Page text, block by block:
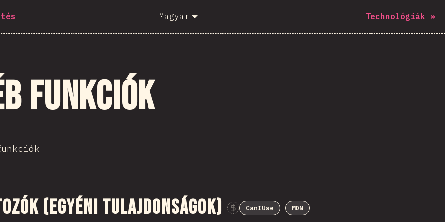
Magyar Technológiák »
funkciók
(Egyéni Tulajdonságok) CanIUse MDN